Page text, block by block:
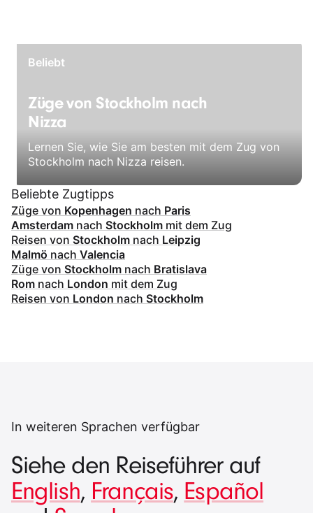
Beliebt
Züge von Stockholm nach
Nizza
Lernen Sie, wie Sie am besten mit dem Zug von
Stockholm nach Nizza reisen.
Beliebte Zugtipps
Züge von Kopenhagen nach Paris
Amsterdam nach Stockholm mit dem Zug
Reisen von Stockholm nach Leipzig
Malmö nach Valencia
Züge von Stockholm nach Bratislava
Rom nach London mit dem Zug
Reisen von London nach Stockholm
In weiteren Sprachen verfügbar
Siehe den Reiseführer auf
English, Français, Español